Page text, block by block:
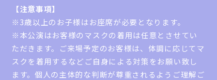
【注意事項】
※3歳以上のお子様はお座席が必要となります。
※本公演はお客様のマスクの着用は任意とさせてい
ただきます。ご来場予定のお客様は、体調に応じてマ
スクを着用するなどご自身による対策をお願い致し
ます。個人の主体的な判断が尊重されるようご理解ご